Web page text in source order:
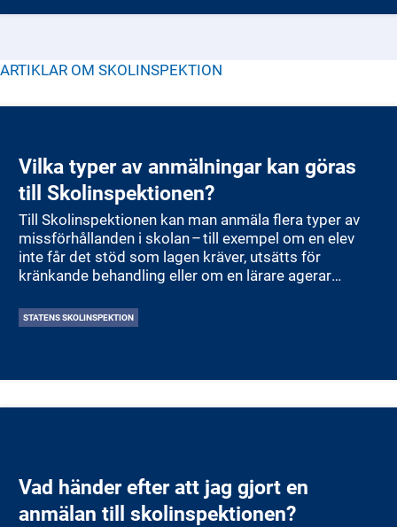
likvärdig och kvalitativ utbildning i en stimulerande
ARTIKLAR OM SKOLINSPEKTION
Vilka typer av anmälningar kan göras
till Skolinspektionen?
Till Skolinspektionen kan man anmäla flera typer av
missförhållanden i skolan – till exempel om en elev
inte får det stöd som lagen kräver, utsätts för
kränkande behandling eller om en lärare agerar
eller uppgift till myndigheten. Skolinspektionen gör
sedan en bedömning om ärendet ska gå vidare och
STATENS SKOLINSPEKTION
Vad händer efter att jag gjort en
anmälan till skolinspektionen?